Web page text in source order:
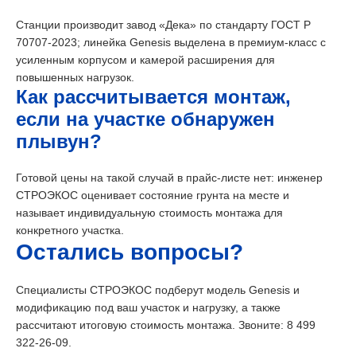
Станции производит завод «Дека» по стандарту ГОСТ Р
70707-2023; линейка Genesis выделена в премиум-класс с
усиленным корпусом и камерой расширения для
повышенных нагрузок.
Как рассчитывается монтаж,
если на участке обнаружен
плывун?
Готовой цены на такой случай в прайс-листе нет: инженер
СТРОЭКОС оценивает состояние грунта на месте и
называет индивидуальную стоимость монтажа для
конкретного участка.
Остались вопросы?
Специалисты СТРОЭКОС подберут модель Genesis и
модификацию под ваш участок и нагрузку, а также
рассчитают итоговую стоимость монтажа. Звоните: 8 499
322-26-09